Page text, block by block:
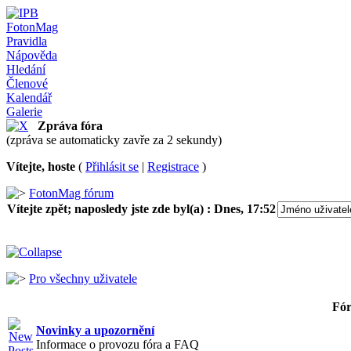
FotonMag
Pravidla
Nápověda
Hledání
Členové
Kalendář
Galerie
Zpráva fóra
(zpráva se automaticky zavře za 2 sekundy)
Vítejte, hoste ( Přihlásit se | Registrace )
FotonMag fórum
Vítejte zpět; naposledy jste zde byl(a) : Dnes, 17:52
Pro všechny uživatele
Novinky a upozornění
Informace o provozu fóra a FAQ